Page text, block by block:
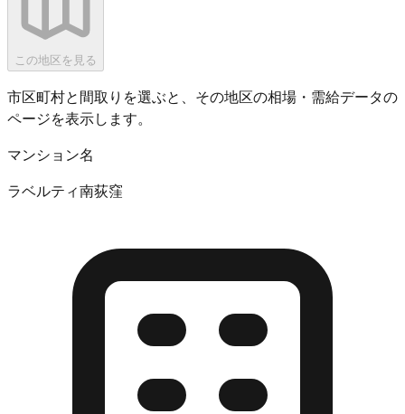
この地区を見る
市区町村と間取りを選ぶと、その地区の相場・需給データの
ページを表示します。
マンション名
ラベルティ南荻窪